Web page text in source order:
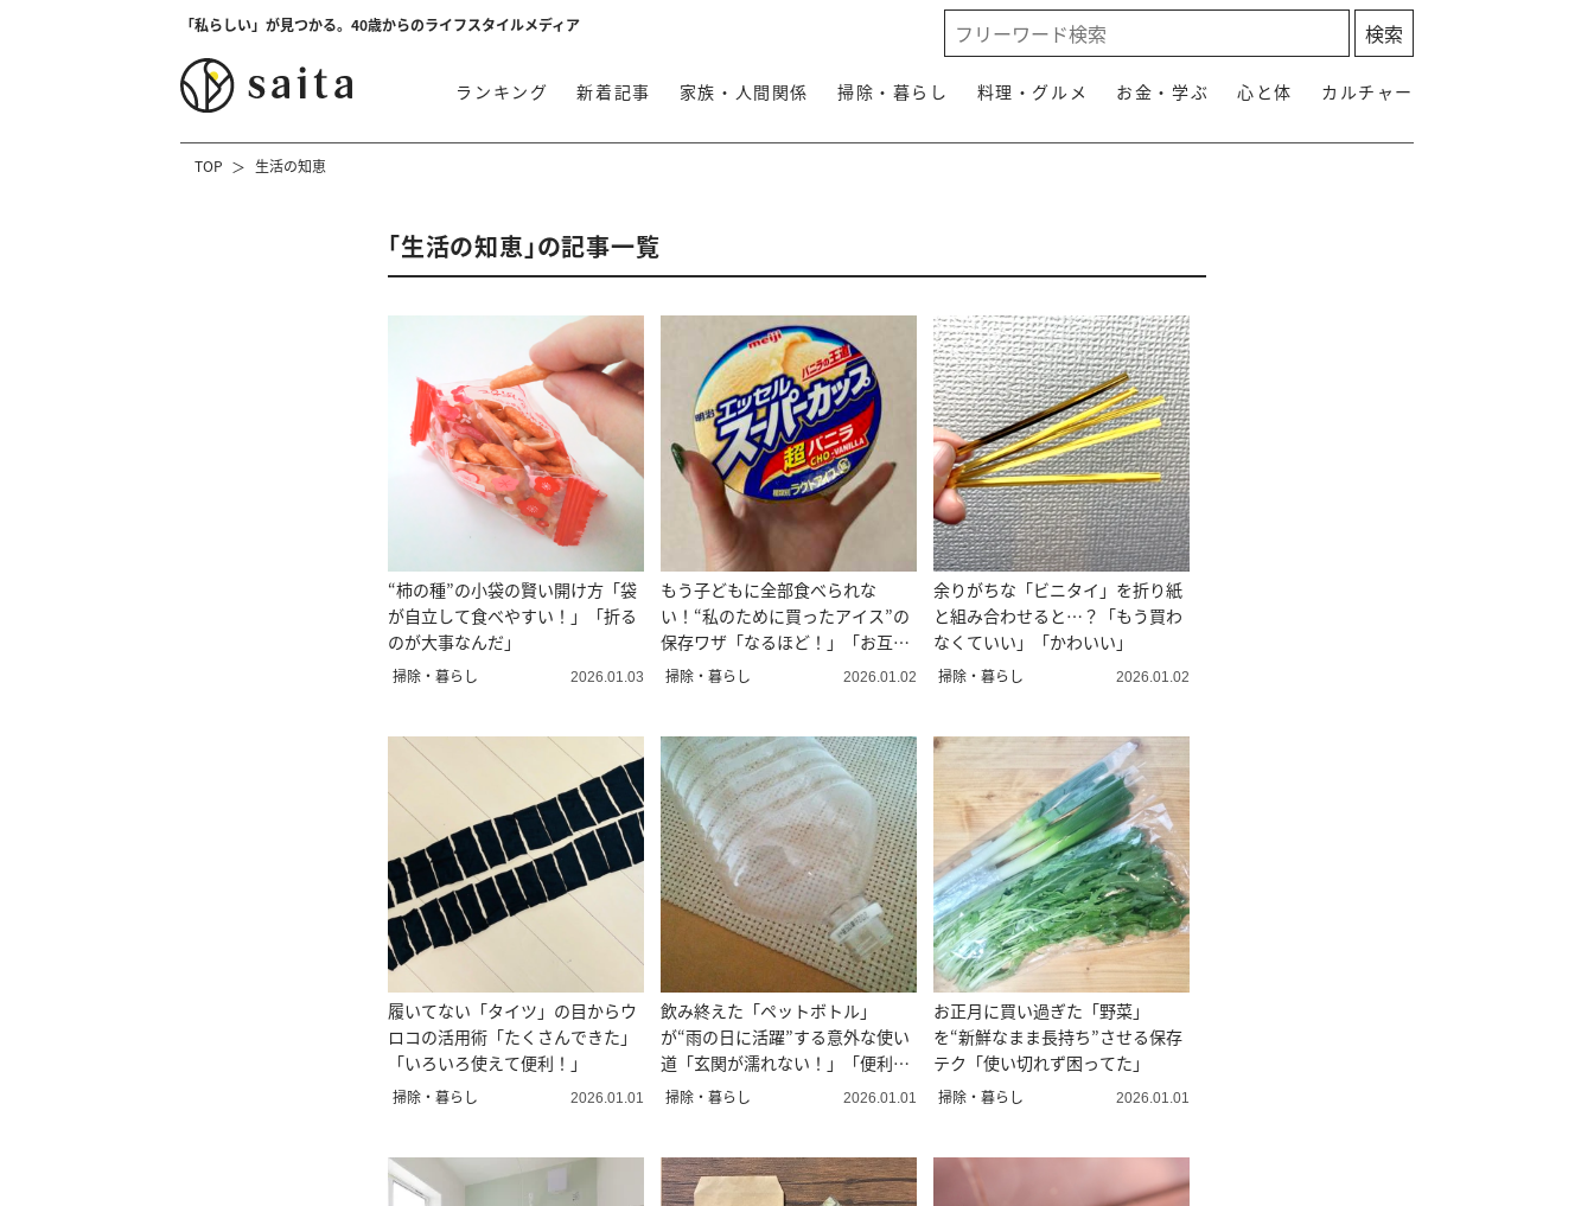
「私らしい」が見つかる。40歳からのライフスタイルメディア
ランキング 新着記事 家族・人間関係 掃除・暮らし 料理・グルメ お金・学ぶ 心と体 カルチャー
TOP 生活の知恵
「生活の知恵」の記事一覧
“柿の種”の小袋の賢い開け方「袋
が自立して食べやすい！」「折る
のが大事なんだ」
掃除・暮らし 2026.01.03
もう子どもに全部食べられな
い！“私のために買ったアイス”の
保存ワザ「なるほど！」「お互い
良い」
掃除・暮らし 2026.01.02
余りがちな「ビニタイ」を折り紙
と組み合わせると…？「もう買わ
なくていい」「かわいい」
掃除・暮らし 2026.01.02
履いてない「タイツ」の目からウ
ロコの活用術「たくさんできた」
「いろいろ使えて便利！」
掃除・暮らし 2026.01.01
飲み終えた「ペットボトル」
が“雨の日に活躍”する意外な使い
道「玄関が濡れない！」「便利す
ぎる…」
掃除・暮らし 2026.01.01
お正月に買い過ぎた「野菜」
を“新鮮なまま長持ち”させる保存
テク「使い切れず困ってた」
掃除・暮らし 2026.01.01